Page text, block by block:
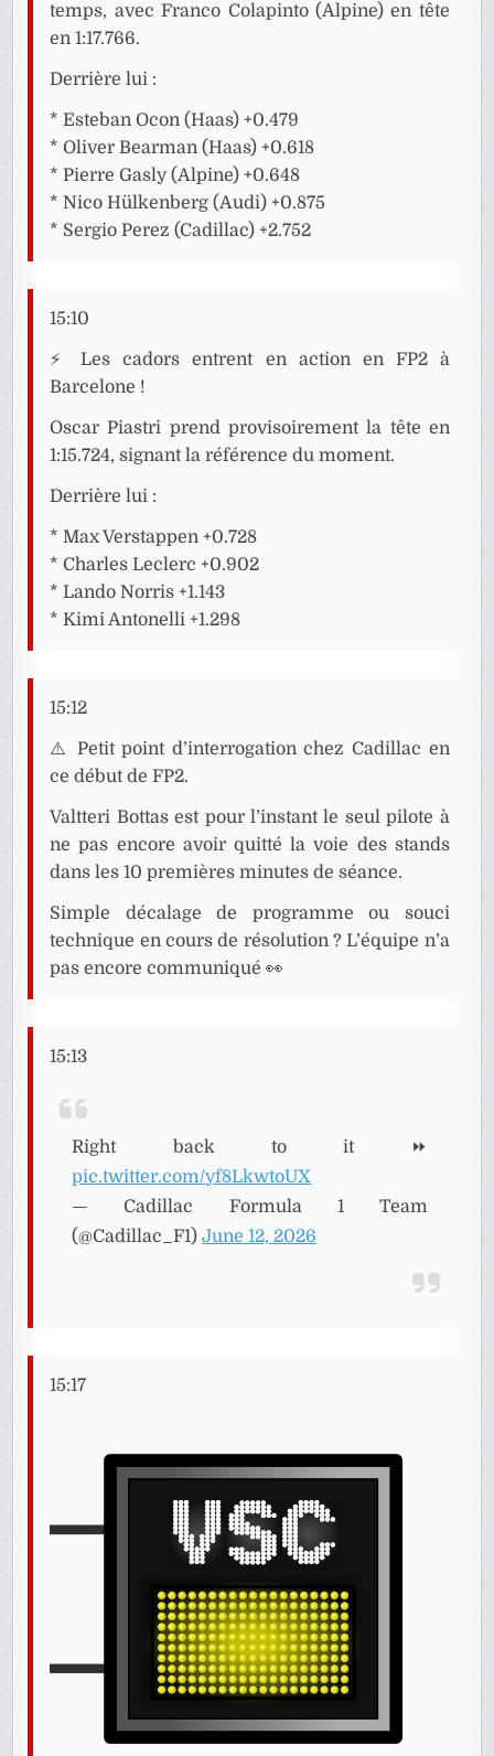
temps, avec Franco Colapinto (Alpine) en tête
en 1:17.766.
Derrière lui :
* Esteban Ocon (Haas) +0.479
* Oliver Bearman (Haas) +0.618
* Pierre Gasly (Alpine) +0.648
* Nico Hülkenberg (Audi) +0.875
* Sergio Perez (Cadillac) +2.752
15:10
⚡ Les cadors entrent en action en FP2 à
Barcelone !
Oscar Piastri prend provisoirement la tête en
1:15.724, signant la référence du moment.
Derrière lui :
* Max Verstappen +0.728
* Charles Leclerc +0.902
* Lando Norris +1.143
* Kimi Antonelli +1.298
15:12
⚠️ Petit point d’interrogation chez Cadillac en
ce début de FP2.
Valtteri Bottas est pour l’instant le seul pilote à
ne pas encore avoir quitté la voie des stands
dans les 10 premières minutes de séance.
Simple décalage de programme ou souci
technique en cours de résolution ? L’équipe n’a
pas encore communiqué 👀
15:13
Right back to it ⏩
pic.twitter.com/yf8LkwtoUX
— Cadillac Formula 1 Team
(@Cadillac_F1)June 12, 2026
15:17